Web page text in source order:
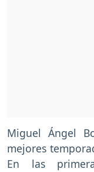
Miguel Ángel
mejores
En las